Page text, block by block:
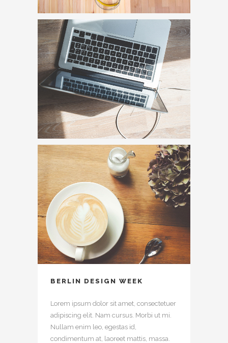
BERLIN DESIGN WEEK
Lorem ipsum dolor sit amet, consectetuer
adipiscing elit. Nam cursus. Morbi ut mi.
Nullam enim leo, egestas id,
condimentum at, laoreet mattis, massa.